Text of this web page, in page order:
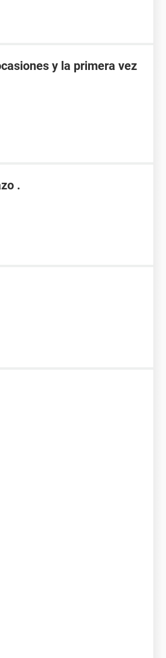
y la primera vez
.